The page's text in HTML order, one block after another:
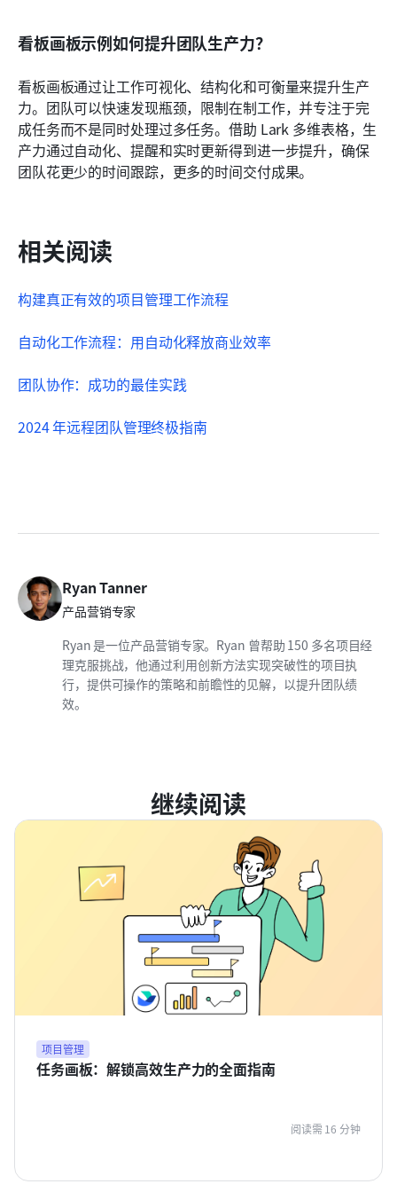
看板画板示例如何提升团队生产力？
看板画板通过让工作可视化、结构化和可衡量来提升生产
力。团队可以快速发现瓶颈，限制在制工作，并专注于完
成任务而不是同时处理过多任务。借助 Lark 多维表格，生
产力通过自动化、提醒和实时更新得到进一步提升，确保
团队花更少的时间跟踪，更多的时间交付成果。
相关阅读
构建真正有效的项目管理工作流程
自动化工作流程：用自动化释放商业效率
团队协作：成功的最佳实践
2024 年远程团队管理终极指南
Ryan Tanner
产品营销专家
Ryan 是一位产品营销专家。Ryan 曾帮助 150 多名项目经
理克服挑战，他通过利用创新方法实现突破性的项目执
行，提供可操作的策略和前瞻性的见解，以提升团队绩
效。
继续阅读
项目管理
任务画板：解锁高效生产力的全面指南
阅读需 16 分钟